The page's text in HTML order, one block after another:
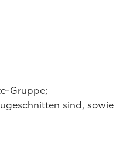
Gruppe;
sind,